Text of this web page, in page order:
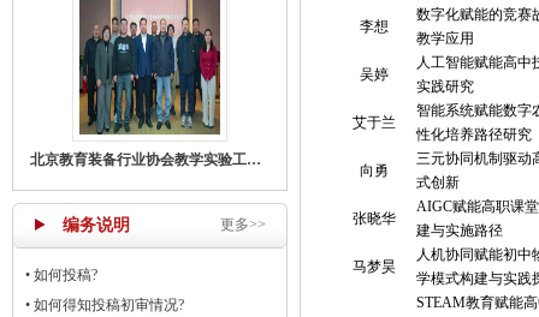
北京教育装备行业协会教学实验工作部召开主任工作会议
编务说明 更多>>
• 如何投稿?
• 如何得知投稿初审情况?
李想
数字化赋能的竞赛
教学应用
吴婷
人工智能赋能高中
实践研究
艾于兰
智能系统赋能数字
性化培养路径研究
向勇
三元协同机制驱动
式创新
张晓华
AIGC赋能高职课
建与实施路径
马梦昊
人机协同赋能初中
学模式构建与实践
STEAM教育赋能